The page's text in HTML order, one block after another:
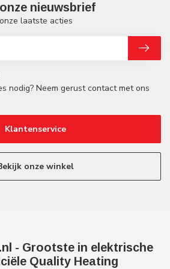
nodig? Neem gerust contact met ons
Klantenservice
onze winkel
nieuwsbrief
laatste acties
- Grootste in elektrische
Quality Heating